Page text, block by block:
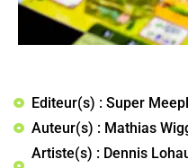
Editeur(s) : Super
Auteur(s) : Mathias
Artiste(s) : Dennis